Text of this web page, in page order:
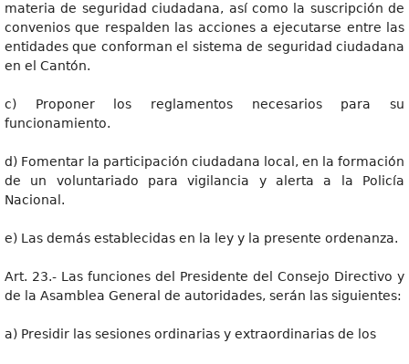
materia de seguridad ciudadana, así como la suscripción de
convenios que respalden las acciones a ejecutarse entre las
entidades que conforman el sistema de seguridad ciudadana
en el Cantón.
c) Proponer los reglamentos necesarios para su
funcionamiento.
d) Fomentar la participación ciudadana local, en la formación
de un voluntariado para vigilancia y alerta a la Policía
Nacional.
e) Las demás establecidas en la ley y la presente ordenanza.
Art. 23.- Las funciones del Presidente del Consejo Directivo y
de la Asamblea General de autoridades, serán las siguientes:
a) Presidir las sesiones ordinarias y extraordinarias de los